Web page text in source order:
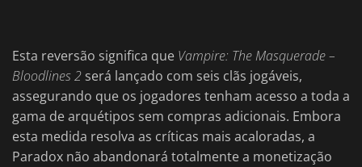
Esta reversão significa que Vampire: The Masquerade –
Bloodlines 2 será lançado com seis clãs jogáveis,
assegurando que os jogadores tenham acesso a toda a
gama de arquétipos sem compras adicionais. Embora
esta medida resolva as críticas mais acaloradas, a
Paradox não abandonará totalmente a monetização